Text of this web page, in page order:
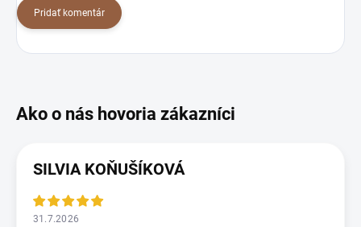
Pridať komentár
SILVIA KOŇUŠÍKOVÁ
31.7.2026